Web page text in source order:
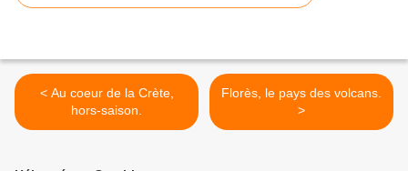
< Au coeur de la Crète,
hors-saison.
Florès, le pays des volcans.
>